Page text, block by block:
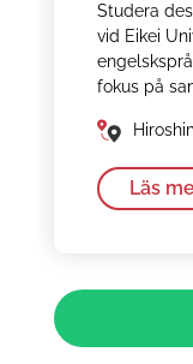
Studera
vid Eikei
fokus på
Läs